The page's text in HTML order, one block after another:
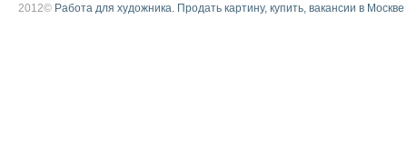
2012© Работа для художника. Продать картину, купить, вакансии в Москве